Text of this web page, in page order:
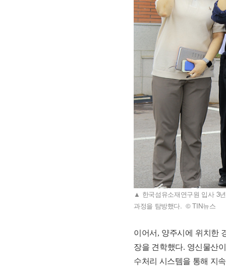
▲ 한국섬유소재연구원 입사 3
과정을 탐방했다. © TIN뉴스
이어서, 양주시에 위치한
장을 견학했다. 영신물산
수처리 시스템을 통해 지